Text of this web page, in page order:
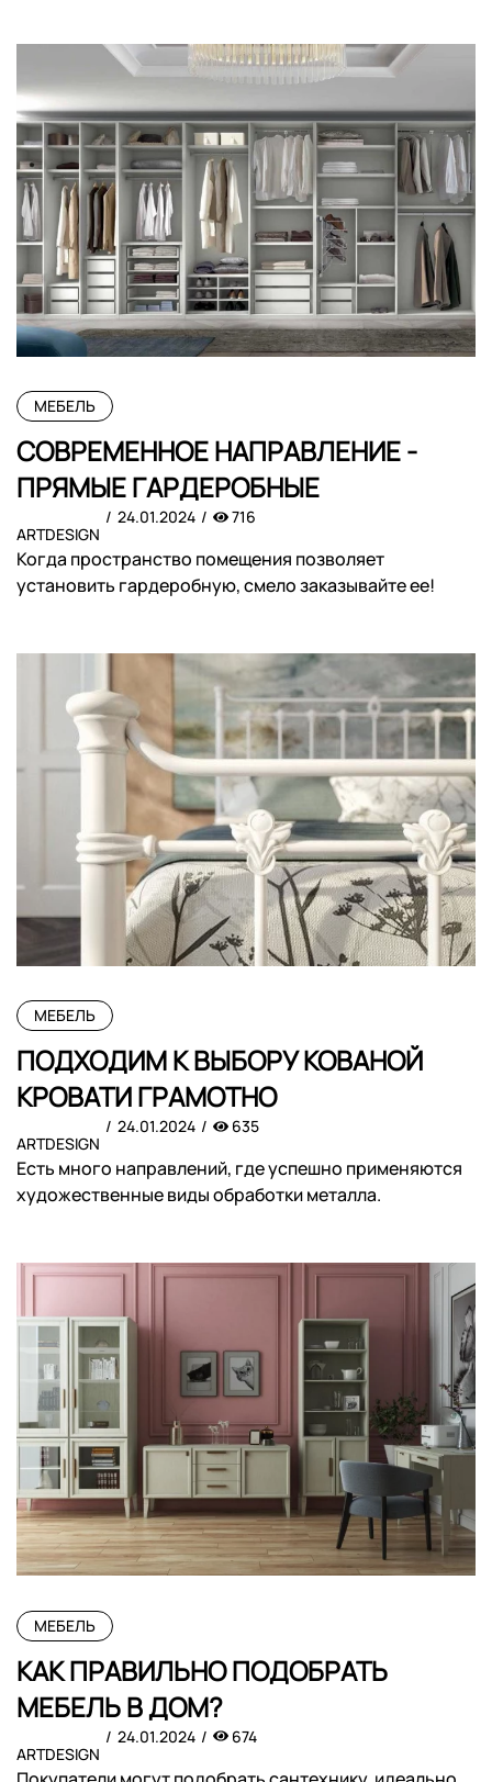
МЕБЕЛЬ
СОВРЕМЕННОЕ НАПРАВЛЕНИЕ -
ПРЯМЫЕ ГАРДЕРОБНЫЕ
ARTDESIGN
24.01.2024 716
Когда пространство помещения позволяет
установить гардеробную, смело заказывайте ее!
МЕБЕЛЬ
ПОДХОДИМ К ВЫБОРУ КОВАНОЙ
КРОВАТИ ГРАМОТНО
ARTDESIGN
24.01.2024 635
Есть много направлений, где успешно применяются
художественные виды обработки металла.
МЕБЕЛЬ
КАК ПРАВИЛЬНО ПОДОБРАТЬ
МЕБЕЛЬ В ДОМ?
ARTDESIGN
24.01.2024 674